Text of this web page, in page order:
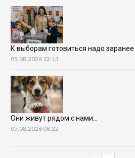
К выборам готовиться надо заранее
05.08.2026 12:13
Они живут рядом с нами…
05.08.2026 08:22